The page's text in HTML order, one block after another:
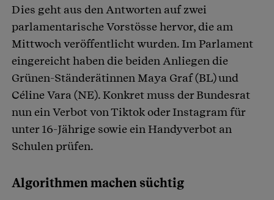
Dies geht aus den Antworten auf zwei
parlamentarische Vorstösse hervor, die am
Mittwoch veröffentlicht wurden. Im Parlament
eingereicht haben die beiden Anliegen die
Grünen-Ständerätinnen Maya Graf (BL) und
Céline Vara (NE). Konkret muss der Bundesrat
nun ein Verbot von Tiktok oder Instagram für
unter 16-Jährige sowie ein Handyverbot an
Schulen prüfen.
Algorithmen machen süchtig